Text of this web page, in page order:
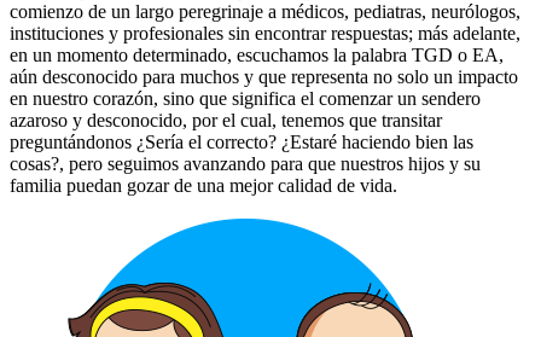
comienzo de un largo peregrinaje a médicos, pediatras, neurólogos,
instituciones y profesionales sin encontrar respuestas; más adelante,
en un momento determinado, escuchamos la palabra TGD o EA,
aún desconocido para muchos y que representa no solo un impacto
en nuestro corazón, sino que significa el comenzar un sendero
azaroso y desconocido, por el cual, tenemos que transitar
preguntándonos ¿Sería el correcto? ¿Estaré haciendo bien las
cosas?, pero seguimos avanzando para que nuestros hijos y su
familia puedan gozar de una mejor calidad de vida.